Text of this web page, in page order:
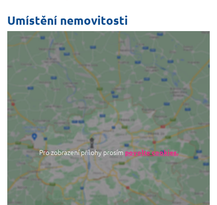
Umístění nemovitosti
Pro zobrazení přílohy prosím povolte cookies.